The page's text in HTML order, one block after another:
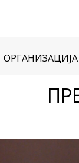
ОРГАНИЗАЦИЈА